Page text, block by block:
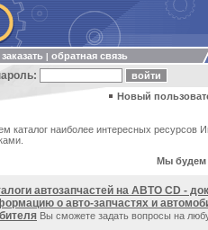
заказать обратная связь
Новый
каталог наиболее интересных
Мы будем
автозапчастей на АВТО CD -
о авто-запчастях и
Вы сможете задать вопросы на